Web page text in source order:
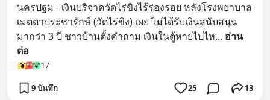
นครปฐม - เงินบริจาควัดไร่ขิงไร้ร่องรอย หลังโรงพยาบาล
เมตตาประชารักษ์ (วัดไร่ขิง) เผย ไม่ได้รับเงินสนับสนุน
มากว่า 3 ปี ชาวบ้านตั้งคำถาม เงินในตู้หายไปไห... อ่าน
ต่อ
17
9 บันทึก 25 13